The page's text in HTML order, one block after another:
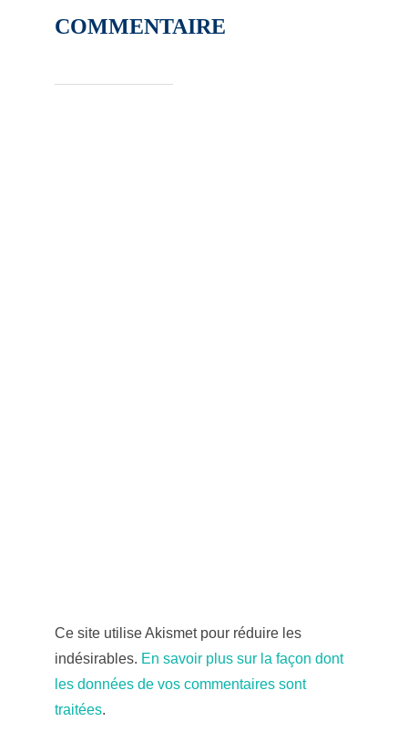
COMMENTAIRE
Ce site utilise Akismet pour réduire les
indésirables. En savoir plus sur la façon dont
les données de vos commentaires sont
traitées.